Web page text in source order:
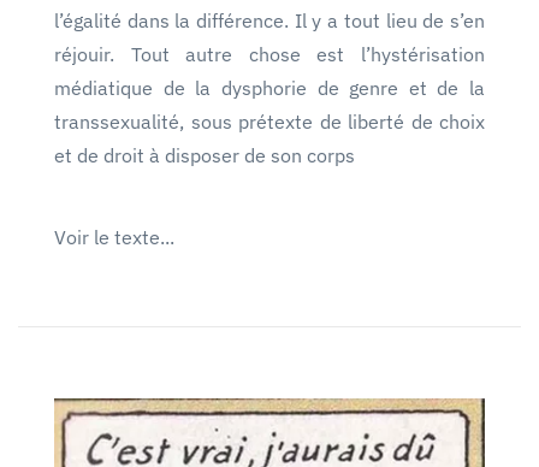
l’égalité dans la différence. Il y a tout lieu de s’en
réjouir. Tout autre chose est l’hystérisation
médiatique de la dysphorie de genre et de la
transsexualité, sous prétexte de liberté de choix
et de droit à disposer de son corps
Voir le texte...